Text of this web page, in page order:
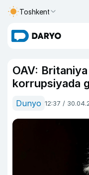
Toshkent
OAV:
korrupsiyada
Dunyo 12:37 /